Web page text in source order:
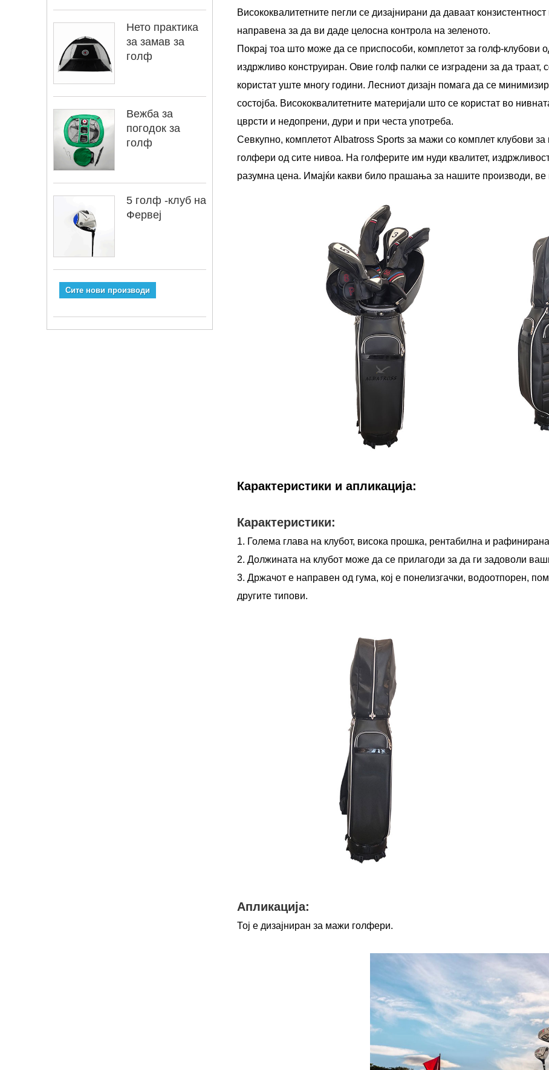
Нето практика
за замав за
голф
Вежба за
погодок за
голф
5 голф -клуб на
Фервеј
Сите нови производи
Висококвалитетните пегли се дизајнирани да даваат
направена за да ви даде целосна контрола на зеленото.
Покрај тоа што може да се приспособи, комплетот за голф-клубови
издржливо конструиран. Овие голф палки се изградени за да траат,
користат уште многу години. Лесниот дизајн помага да се
состојба. Висококвалитетните материјали што се користат во
цврсти и недопрени, дури и при честа употреба.
Севкупно, комплетот Albatross Sports за мажи со комплет клубови
голфери од сите нивоа. На голферите им нуди квалитет,
разумна цена. Имајќи какви било прашања за нашите производи,
Карактеристики и апликација:
Карактеристики:
1. Голема глава на клубот, висока прошка, рентабилна и
2. Должината на клубот може да се прилагоди за да ги задоволи
3. Држачот е направен од гума, кој е понелизгачки, водоотпорен,
другите типови.
Апликација:
Тој е дизајниран за мажи голфери.